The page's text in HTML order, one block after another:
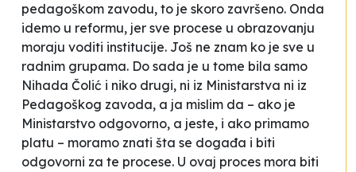
pedagoškom zavodu, to je skoro završeno. Onda
idemo u reformu, jer sve procese u obrazovanju
moraju voditi institucije. Još ne znam ko je sve u
radnim grupama. Do sada je u tome bila samo
Nihada Čolić i niko drugi, ni iz Ministarstva ni iz
Pedagoškog zavoda, a ja mislim da – ako je
Ministarstvo odgovorno, a jeste, i ako primamo
platu – moramo znati šta se događa i biti
odgovorni za te procese. U ovaj proces mora biti